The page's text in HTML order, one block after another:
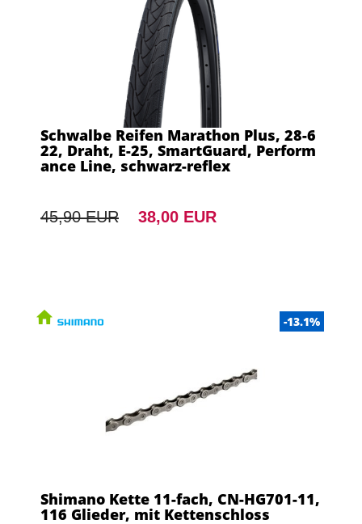
Schwalbe Reifen Marathon Plus, 28-6
22, Draht, E-25, SmartGuard, Perform
ance Line, schwarz-reflex
45,90 EUR 38,00 EUR
-13.1%
Shimano Kette 11-fach, CN-HG701-11,
116 Glieder, mit Kettenschloss